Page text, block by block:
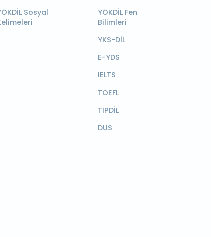
Sosyal
YÖKDİL Fen
Bilimleri
YKS-DİL
E-YDS
IELTS
TOEFL
TIPDİL
DUS